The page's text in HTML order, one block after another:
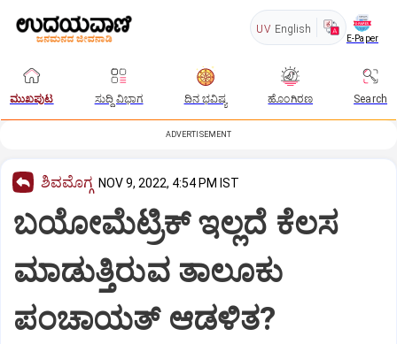
UV English
E-Paper
ಮುಖಪುಟ ಸುದ್ದಿ ವಿಭಾಗ ದಿನ ಭವಿಷ್ಯ ಹೊಂಗಿರಣ Search
ADVERTISEMENT
ಶಿವಮೊಗ್ಗ NOV 9, 2022, 4:54 PM IST
ಬಯೋಮೆಟ್ರಿಕ್ ಇಲ್ಲದೆ ಕೆಲಸ
ಮಾಡುತ್ತಿರುವ ತಾಲೂಕು
ಪಂಚಾಯತ್ ಆಡಳಿತ?